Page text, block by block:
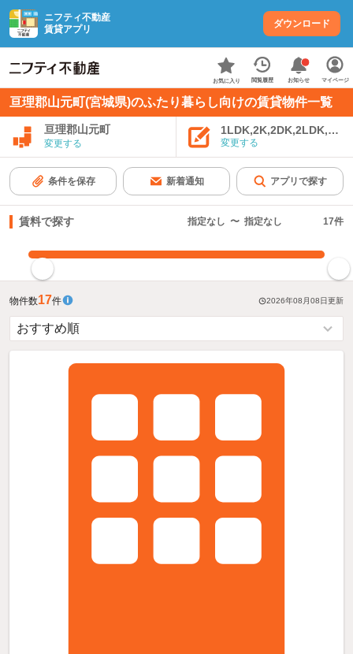
ニフティ不動産
賃貸アプリ
ダウンロード
お気に入り 閲覧履歴 お知らせ マイページ
亘理郡山元町(宮城県)のふたり暮らし向けの賃貸物件一覧
亘理郡山元町
変更する 変更する
条件を保存 新着通知 アプリで探す
賃料で探す 指定なし 〜 指定なし 17件
物件数17件 2026年08月08日更新